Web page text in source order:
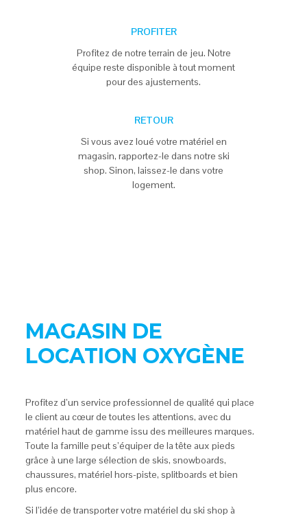
PROFITER
Profitez de notre terrain de jeu. Notre
équipe reste disponible à tout moment
pour des ajustements.
RETOUR
Si vous avez loué votre matériel en
magasin, rapportez-le dans notre ski
shop. Sinon, laissez-le dans votre
logement.
MAGASIN DE
LOCATION OXYGÈNE
Profitez d’un service professionnel de qualité qui place
le client au cœur de toutes les attentions, avec du
matériel haut de gamme issu des meilleures marques.
Toute la famille peut s’équiper de la tête aux pieds
grâce à une large sélection de skis, snowboards,
chaussures, matériel hors-piste, splitboards et bien
plus encore.
Si l’idée de transporter votre matériel du ski shop à